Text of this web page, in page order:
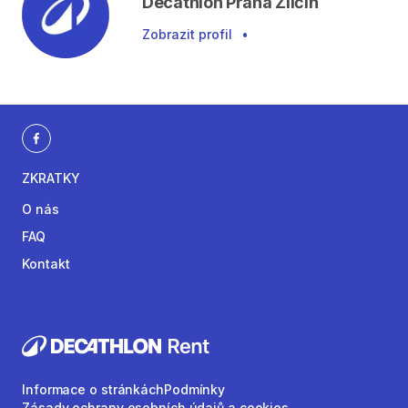
Zobrazit profil •
ZKRATKY
O nás
FAQ
Kontakt
Informace o stránkáchPodmínky